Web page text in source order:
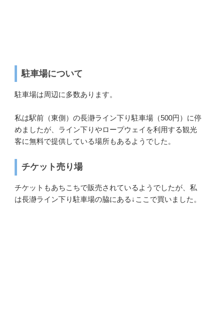
駐車場について
駐車場は周辺に多数あります。
私は駅前（東側）の長瀞ライン下り駐車場（500円）に停
めましたが、ライン下りやロープウェイを利用する観光
客に無料で提供している場所もあるようでした。
チケット売り場
チケットもあちこちで販売されているようでしたが、私
は長瀞ライン下り駐車場の脇にある↓ここで買いました。